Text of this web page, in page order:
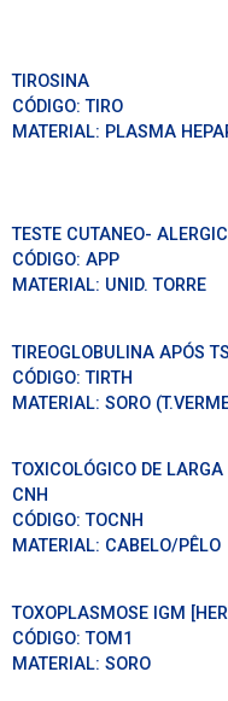
TIROSINA
CÓDIGO:TIRO
MATERIAL: PLASMA
TESTE CUTANEO-
CÓDIGO: APP
MATERIAL: UNID. TORRE
TIREOGLOBULINA APÓS
CÓDIGO:TIRTH
MATERIAL: SORO
TOXICOLÓGICO DE
CNH
CÓDIGO:TOCNH
MATERIAL: CABELO/PÊLO
TOXOPLASMOSE IGM
CÓDIGO:TOM1
MATERIAL: SORO